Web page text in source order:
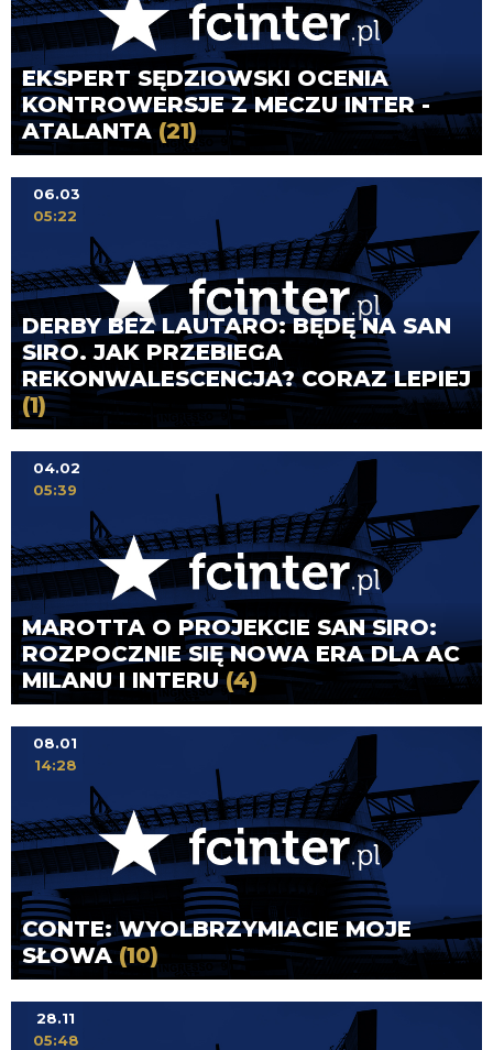
EKSPERT SĘDZIOWSKI OCENIA
KONTROWERSJE Z MECZU INTER -
ATALANTA (21)
DERBY BEZ LAUTARO: BĘDĘ NA SAN
SIRO. JAK PRZEBIEGA
REKONWALESCENCJA? CORAZ LEPIEJ
(1)
06.03
05:22
MAROTTA O PROJEKCIE SAN SIRO:
ROZPOCZNIE SIĘ NOWA ERA DLA AC
MILANU I INTERU(4)
04.02
05:39
CONTE: WYOLBRZYMIACIE MOJE
SŁOWA(10)
08.01
14:28
28.11
05:48